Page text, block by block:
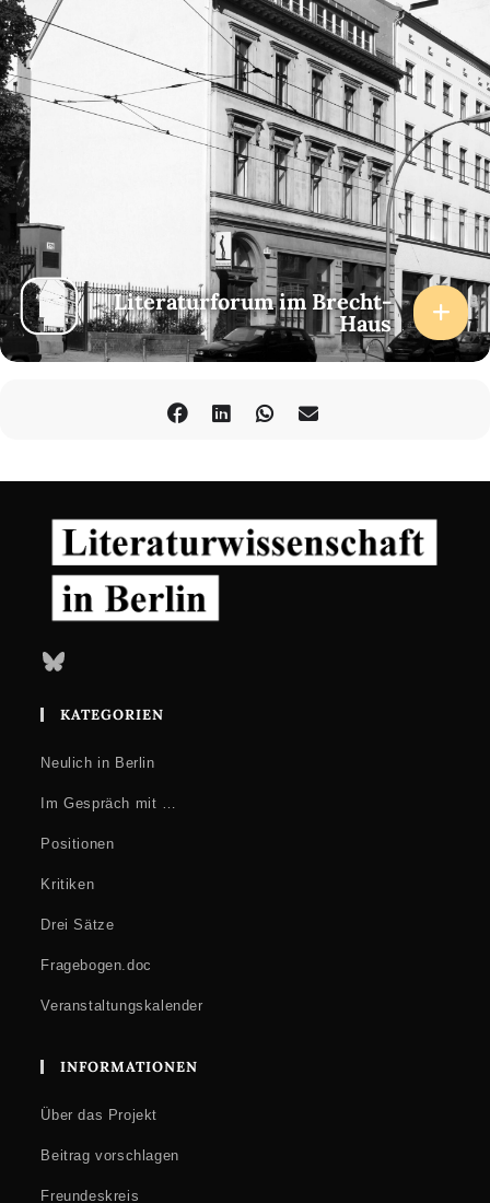
Literaturforum im Brecht-
Haus
Bluesky
KATEGORIEN
Neulich in Berlin
Im Gespräch mit …
Positionen
Kritiken
Drei Sätze
Fragebogen.doc
Veranstaltungskalender
INFORMATIONEN
Über das Projekt
Beitrag vorschlagen
Freundeskreis